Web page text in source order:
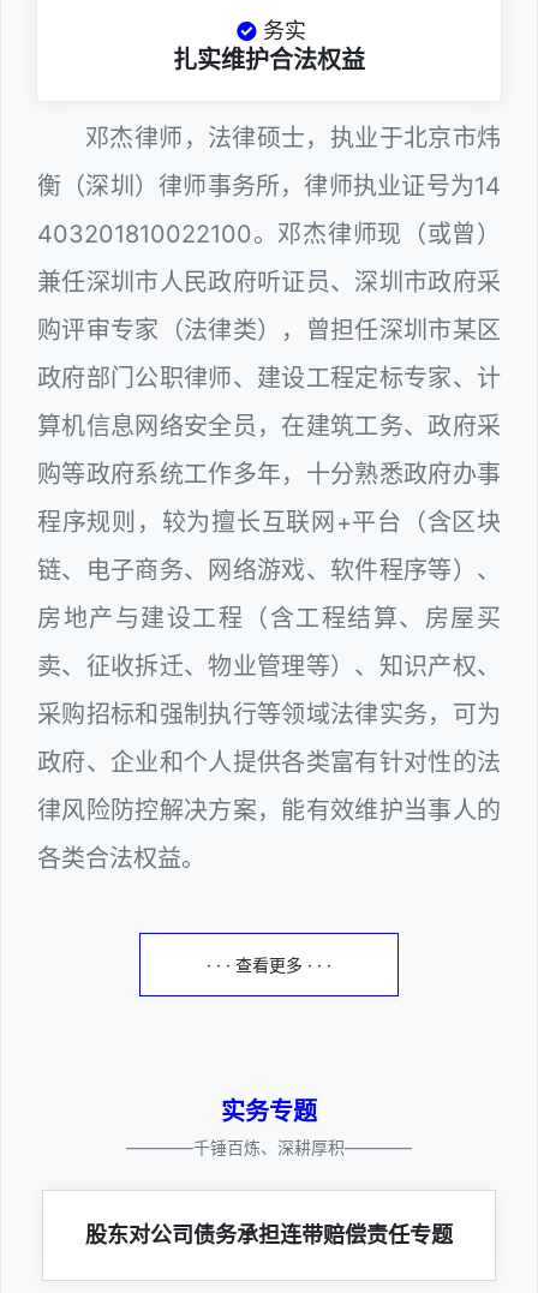
务实
扎实维护合法权益
邓杰律师，法律硕士，执业于北京市炜
衡（深圳）律师事务所，律师执业证号为14
403201810022100。邓杰律师现（或曾）
兼任深圳市人民政府听证员、深圳市政府采
购评审专家（法律类），曾担任深圳市某区
政府部门公职律师、建设工程定标专家、计
算机信息网络安全员，在建筑工务、政府采
购等政府系统工作多年，十分熟悉政府办事
程序规则，较为擅长互联网+平台（含区块
链、电子商务、网络游戏、软件程序等）、
房地产与建设工程（含工程结算、房屋买
卖、征收拆迁、物业管理等）、知识产权、
采购招标和强制执行等领域法律实务，可为
政府、企业和个人提供各类富有针对性的法
律风险防控解决方案，能有效维护当事人的
各类合法权益。
· · · 查看更多 · · ·
实务专题
————千锤百炼、深耕厚积————
股东对公司债务承担连带赔偿责任专题